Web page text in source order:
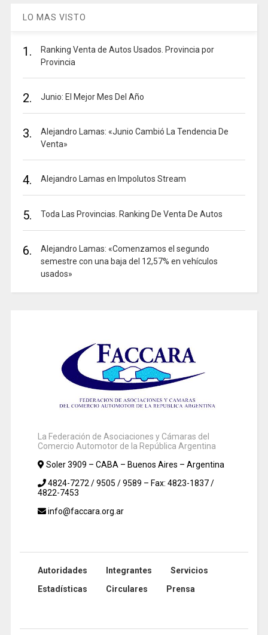
LO MAS VISTO
1.
Ranking Venta de Autos Usados. Provincia por
Provincia
2. Junio: El Mejor Mes Del Año
3.
Alejandro Lamas: «Junio Cambió La Tendencia De
Venta»
4. Alejandro Lamas en Impolutos Stream
5. Toda Las Provincias. Ranking De Venta De Autos
6.
Alejandro Lamas: «Comenzamos el segundo
semestre con una baja del 12,57% en vehículos
usados»
La Federación de Asociaciones y Cámaras del
Comercio Automotor de la República Argentina
Soler 3909 – CABA – Buenos Aires – Argentina
4824-7272 / 9505 / 9589 – Fax: 4823-1837 /
4822-7453
info@faccara.org.ar
Autoridades Integrantes
Servicios
Estadísticas
Circulares Prensa